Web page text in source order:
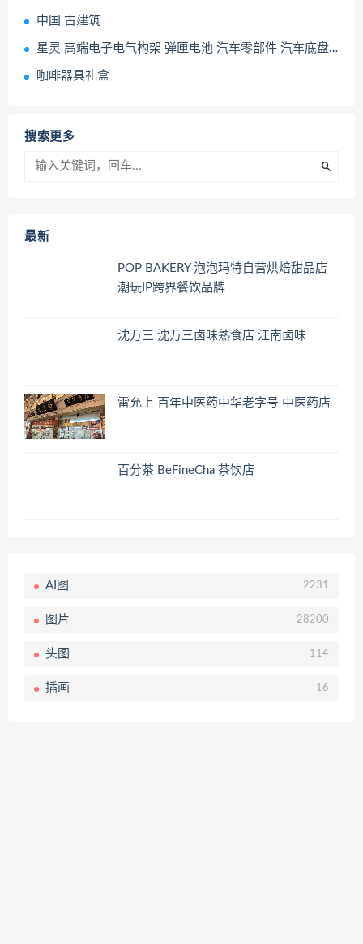
中国 古建筑
星灵 高端电子电气构架 弹匣电池 汽车零部件 汽车底盘结构
咖啡器具礼盒
搜索更多
最新
POP BAKERY 泡泡玛特自营烘焙甜品店
潮玩IP跨界餐饮品牌
沈万三 沈万三卤味熟食店 江南卤味
雷允上 百年中医药中华老字号 中医药店
百分茶 BeFineCha 茶饮店
AI图 2231
图片 28200
头图 114
插画 16